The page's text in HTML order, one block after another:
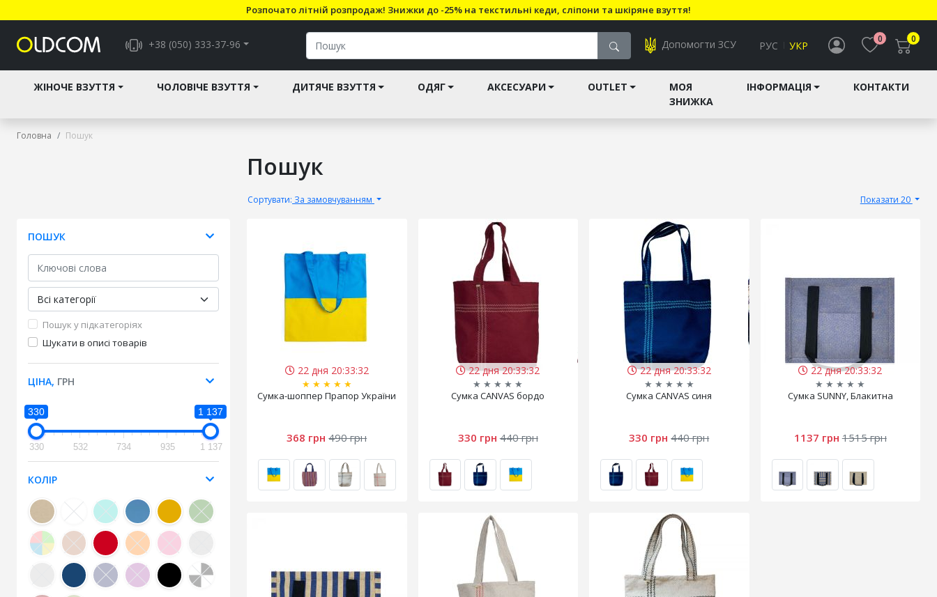
Розпочато літній розпродаж! Знижки до -25% на текстильні кеди, сліпони та шкіряне взуття!
+38 (050) 333-37-96 Допомогти ЗСУ РУС УКР
0 0
ЖІНОЧЕ ВЗУТТЯ ЧОЛОВІЧЕ ВЗУТТЯ ДИТЯЧЕ ВЗУТТЯ ОДЯГ АКСЕСУАРИ OUTLET
МОЯ
ЗНИЖКА
ІНФОРМАЦІЯ КОНТАКТИ
Головна Пошук
Пошук
Сортувати: За замовчуванням Показати 20
ПОШУК
Пошук у підкатегоріях
Шукати в описі товарів
ЦІНА, ГРН
330 1 137
330 532 734 935 1 137
КОЛІР
22 дня 20:33:32
★ ★ ★ ★ ★
Cумка-шоппер Прапор України
368 грн 490 грн
22 дня 20:33:32
★ ★ ★ ★ ★
Сумка CANVAS бордо
330 грн 440 грн
22 дня 20:33:32
★ ★ ★ ★ ★
Сумка CANVAS синя
330 грн 440 грн
22 дня 20:33:32
★ ★ ★ ★ ★
Сумка SUNNY, Блакитна
1137 грн 1515 грн